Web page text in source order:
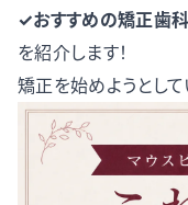
✓おすすめの矯正歯
を紹介します！
矯正を始めようとし